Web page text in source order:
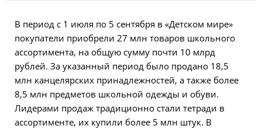
В период с 1 июля по 5 сентября в «Детском мире»
покупатели приобрели 27 млн товаров школьного
ассортимента, на общую сумму почти 10 млрд
рублей. За указанный период было продано 18,5
млн канцелярских принадлежностей, а также более
8,5 млн предметов школьной одежды и обуви.
Лидерами продаж традиционно стали тетради в
ассортименте, их купили более 5 млн штук. В